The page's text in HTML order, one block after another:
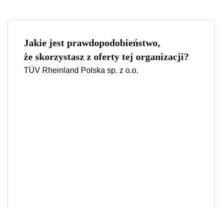
Jakie jest prawdopodobieństwo,
że skorzystasz z oferty tej organizacji?
TÜV Rheinland Polska sp. z o.o.